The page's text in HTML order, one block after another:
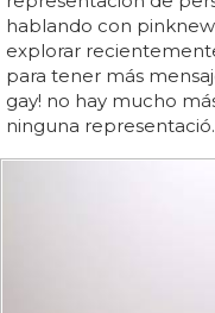
hablando con
explorar
para tener más
gay! no hay mucho
ninguna